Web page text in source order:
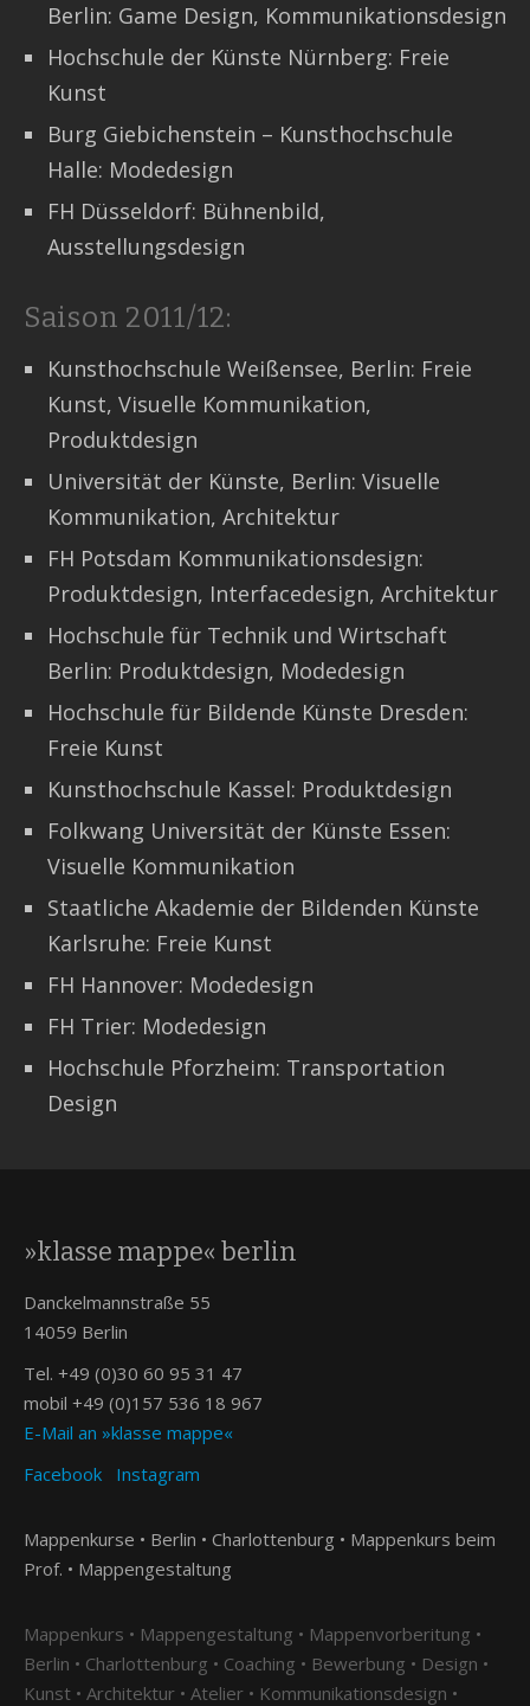
Berlin: Game Design, Kommunikationsdesign
Hochschule der Künste Nürnberg: Freie
Kunst
Burg Giebichenstein – Kunsthochschule
Halle: Modedesign
FH Düsseldorf: Bühnenbild,
Ausstellungsdesign
Saison 2011/12:
Kunsthochschule Weißensee, Berlin: Freie
Kunst, Visuelle Kommunikation,
Produktdesign
Universität der Künste, Berlin: Visuelle
Kommunikation, Architektur
FH Potsdam Kommunikationsdesign:
Produktdesign, Interfacedesign, Architektur
Hochschule für Technik und Wirtschaft
Berlin: Produktdesign, Modedesign
Hochschule für Bildende Künste Dresden:
Freie Kunst
Kunsthochschule Kassel: Produktdesign
Folkwang Universität der Künste Essen:
Visuelle Kommunikation
Staatliche Akademie der Bildenden Künste
Karlsruhe: Freie Kunst
FH Hannover: Modedesign
FH Trier: Modedesign
Hochschule Pforzheim: Transportation
Design
»klasse mappe« berlin
Danckelmannstraße 55
14059 Berlin
Tel. +49 (0)30 60 95 31 47
mobil +49 (0)157 536 18 967
E-Mail an »klasse mappe«
Facebook
Instagram
Mappenkurse • Berlin • Charlottenburg • Mappenkurs beim
Prof. • Mappengestaltung
Mappenkurs • Mappengestaltung • Mappenvorberitung •
Berlin • Charlottenburg • Coaching • Bewerbung • Design •
Kunst • Architektur • Atelier • Kommunikationsdesign •